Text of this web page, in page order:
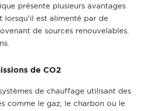
présente plusieurs avantages
lorsqu'il est alimenté par de
de sources renouvelables.
de CO2
de chauffage utilisant des
comme le gaz, le charbon ou le